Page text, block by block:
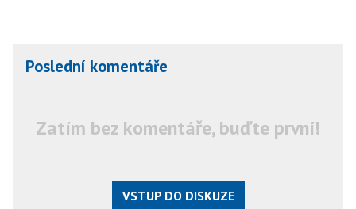
Poslední komentáře
Zatím bez komentáře, buďte první!
VSTUP DO DISKUZE